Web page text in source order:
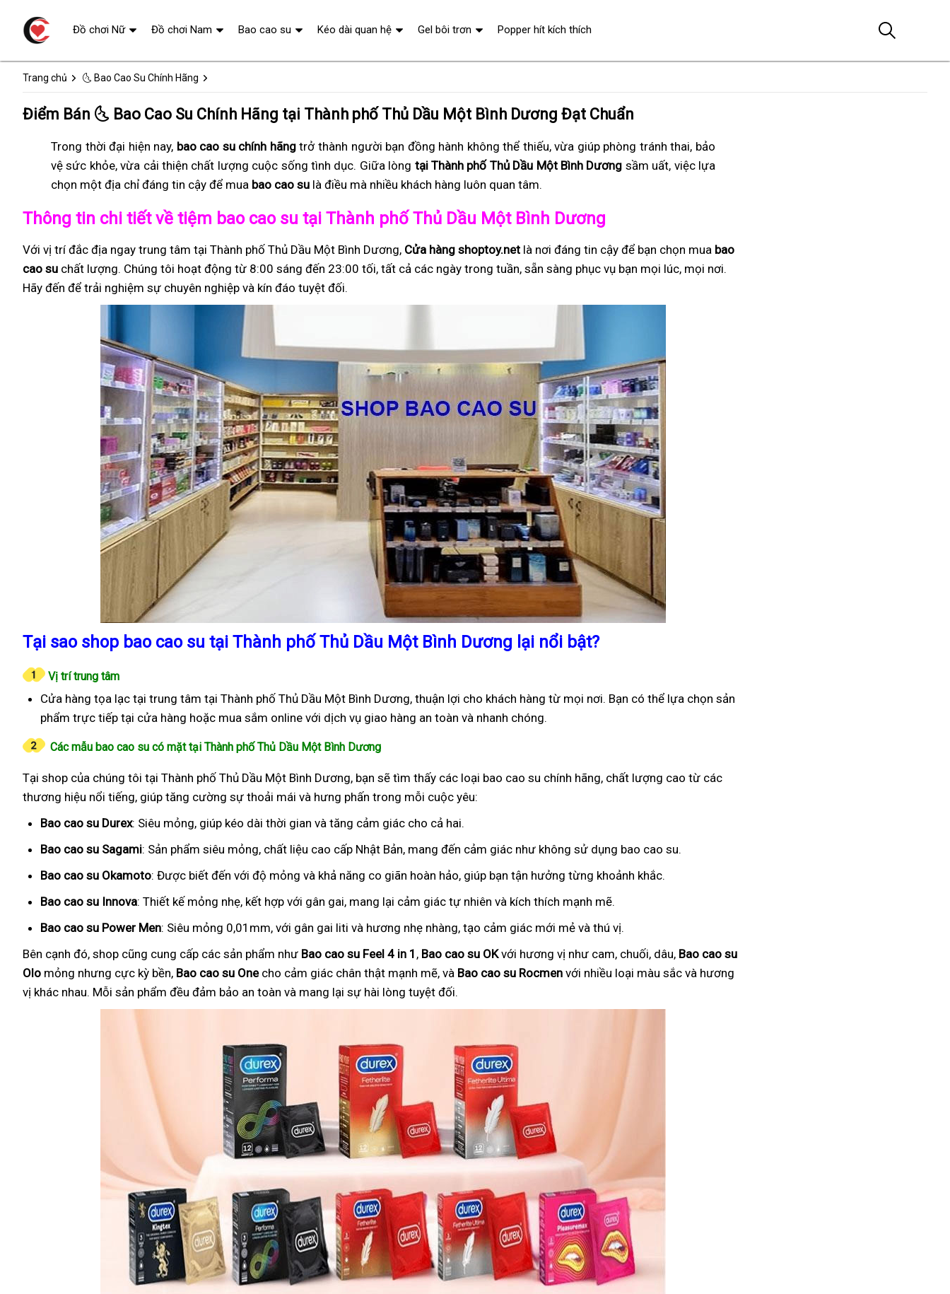
Trang chủ 🌜 Bao Cao Su Chính Hãng
Điểm Bán 🌜 Bao Cao Su Chính Hãng tại Thành phố Thủ Dầu Một Bình Dương Đạt Chuẩn
Trong thời đại hiện nay, bao cao su chính hãngtrở thành người bạn đồng hành không thể thiếu, vừa giúp phòng tránh thai, bảo
vệ sức khỏe, vừa cải thiện chất lượng cuộc sống tình dục. Giữa lòng tại Thành phố Thủ Dầu Một Bình Dương sầm uất, việc lựa
chọn một địa chỉ đáng tin cậy để mua bao cao su là điều mà nhiều khách hàng luôn quan tâm.
Thông tin chi tiết về tiệm bao cao su tại Thành phố Thủ Dầu Một Bình Dương
Với vị trí đắc địa ngay trung tâm tại Thành phố Thủ Dầu Một Bình Dương, Cửa hàng shoptoy.net là nơi đáng tin cậy để bạn chọn mua bao
cao su chất lượng. Chúng tôi hoạt động từ 8:00 sáng đến 23:00 tối, tất cả các ngày trong tuần, sẵn sàng phục vụ bạn mọi lúc, mọi nơi.
Hãy đến để trải nghiệm sự chuyên nghiệp và kín đáo tuyệt đối.
Tại sao shop bao cao su tại Thành phố Thủ Dầu Một Bình Dương lại nổi bật?
Vị trí trung tâm
Cửa hàng tọa lạc tại trung tâm tại Thành phố Thủ Dầu Một Bình Dương, thuận lợi cho khách hàng từ mọi nơi. Bạn có thể lựa chọn sản
phẩm trực tiếp tại cửa hàng hoặc mua sắm online với dịch vụ giao hàng an toàn và nhanh chóng.
Các mẫu bao cao su có mặt tại Thành phố Thủ Dầu Một Bình Dương
Tại shop của chúng tôi tại Thành phố Thủ Dầu Một Bình Dương, bạn sẽ tìm thấy các loại bao cao su chính hãng, chất lượng cao từ các
thương hiệu nổi tiếng, giúp tăng cường sự thoải mái và hưng phấn trong mỗi cuộc yêu:
Bao cao su Durex: Siêu mỏng, giúp kéo dài thời gian và tăng cảm giác cho cả hai.
Bao cao su Sagami: Sản phẩm siêu mỏng, chất liệu cao cấp Nhật Bản, mang đến cảm giác như không sử dụng bao cao su.
Bao cao su Okamoto: Được biết đến với độ mỏng và khả năng co giãn hoàn hảo, giúp bạn tận hưởng từng khoảnh khắc.
Bao cao su Innova: Thiết kế mỏng nhẹ, kết hợp với gân gai, mang lại cảm giác tự nhiên và kích thích mạnh mẽ.
Bao cao su Power Men: Siêu mỏng 0,01mm, với gân gai liti và hương nhẹ nhàng, tạo cảm giác mới mẻ và thú vị.
Bên cạnh đó, shop cũng cung cấp các sản phẩm như Bao cao su Feel 4 in 1 , Bao cao su OKvới hương vị như cam, chuối, dâu, Bao cao su
Olo mỏng nhưng cực kỳ bền, Bao cao su Onecho cảm giác chân thật mạnh mẽ, và Bao cao su Rocmen với nhiều loại màu sắc và hương
vị khác nhau. Mỗi sản phẩm đều đảm bảo an toàn và mang lại sự hài lòng tuyệt đối.
Đồ chơi Nữ Đồ chơi Nam Bao cao su Kéo dài quan hệ Gel bôi trơn Popper hít kích thích